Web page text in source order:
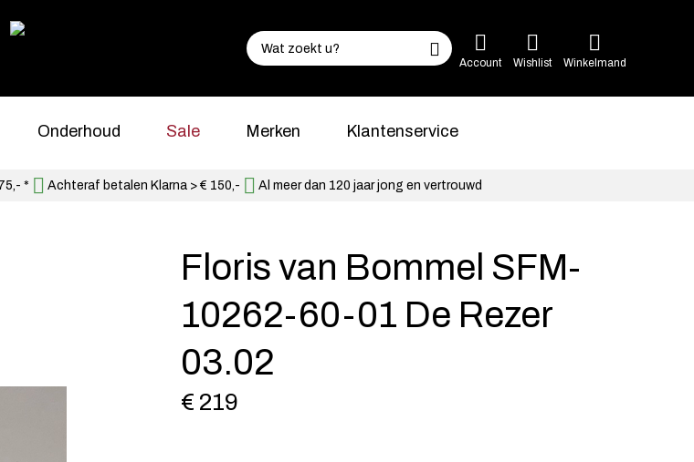
Account Wishlist Winkelmand
Onderhoud Sale Merken Klantenservice
* Achteraf betalen Klarna > € 150,- Al meer dan 120 jaar jong en vertrouwd
Floris van Bommel SFM-
10262-60-01 De Rezer
03.02
€ 219